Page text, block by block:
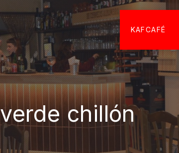
KAFCAFÉ
verde chillón